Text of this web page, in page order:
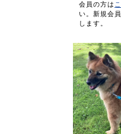
会員の方は
い。新規会
します。